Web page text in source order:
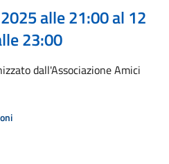
alle 21:00 al 12
23:00
dall'Associazione Amici